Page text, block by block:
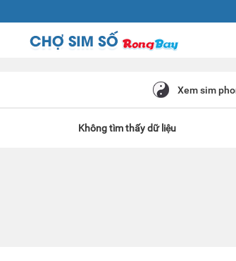
Xem sim
Không tìm thấy dữ liệu